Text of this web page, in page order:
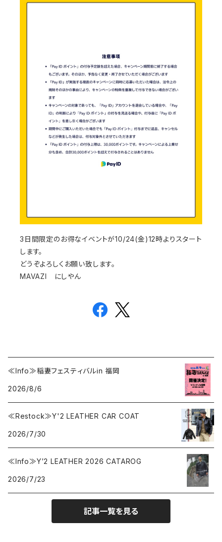
3日間限定のお得なイベントが10/24(金)12時よりスタート
します。
どうぞよろしくお願い致します。
MAVAZI にしやん
≪Info≫稲妻フェスティバルin 福岡
2026/8/6
≪Restock≫Y'2 LEATHER CAR COAT
2026/7/30
≪Info≫Y’2 LEATHER 2026 CATAROG
2026/7/23
記事一覧を見る